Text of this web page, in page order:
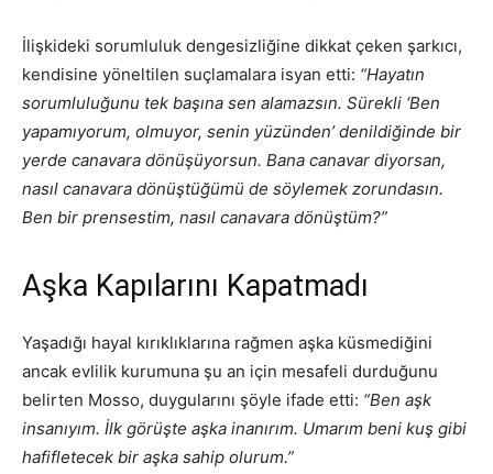
İlişkideki sorumluluk dengesizliğine dikkat çeken şarkıcı,
kendisine yöneltilen suçlamalara isyan etti: “Hayatın
sorumluluğunu tek başına sen alamazsın. Sürekli ‘Ben
yapamıyorum, olmuyor, senin yüzünden’ denildiğinde bir
yerde canavara dönüşüyorsun. Bana canavar diyorsan,
nasıl canavara dönüştüğümü de söylemek zorundasın.
Ben bir prensestim, nasıl canavara dönüştüm?”
Aşka Kapılarını Kapatmadı
Yaşadığı hayal kırıklıklarına rağmen aşka küsmediğini
ancak evlilik kurumuna şu an için mesafeli durduğunu
belirten Mosso, duygularını şöyle ifade etti: “Ben aşk
insanıyım. İlk görüşte aşka inanırım. Umarım beni kuş gibi
hafifletecek bir aşka sahip olurum.”